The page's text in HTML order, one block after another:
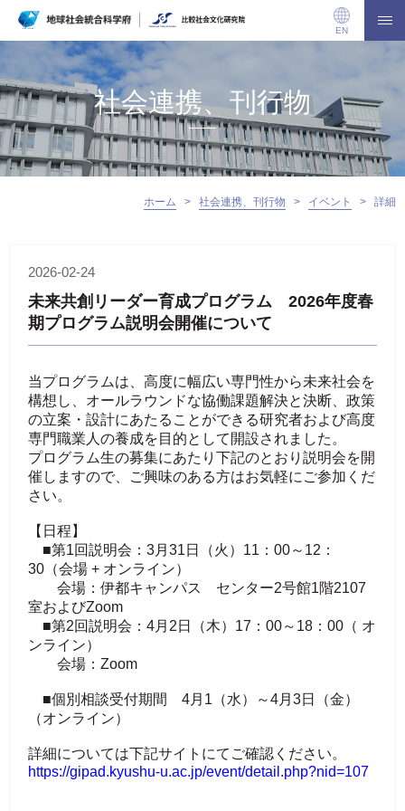
EN
社会連携、刊行物
ホーム > 社会連携、刊行物 > イベント > 詳細
2026-02-24
未来共創リーダー育成プログラム 2026年度春
期プログラム説明会開催について
当プログラムは、高度に幅広い専門性から未来社会を
構想し、 オールラウンドな協働課題解決と決断、政策
の立案・ 設計にあたることができる研究者および高度
専門職業人の養成を目 的として開設されました。
プログラム生の募集にあたり下記のとおり説明会を開
催しますので 、ご興味のある方はお気軽にご参加くだ
さい。
【日程】
■第1回説明会：3月31日（火）11：00～12：
30（会場 + オンライン）
会場：伊都キャンパス センター2号館1階2107
室およびZoom
■第2回説明会：4月2日（木）17：00～18：00（ オ
ンライン）
会場：Zoom
■個別相談受付期間 4月1（水）～4月3日（金）
（オンライン）
詳細については下記サイトにてご確認ください。
https://gipad.kyushu-u.ac.jp/event/detail.php?nid=107